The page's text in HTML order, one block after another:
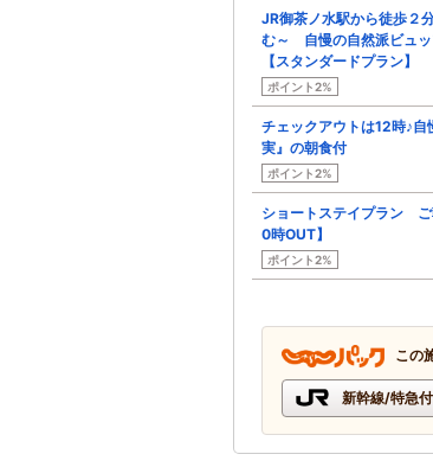
JR御茶ノ水駅から徒歩２
む～ 自慢の自然派ビュッ
【スタンダードプラン】
ポイント2%
チェックアウトは12時♪自
実』の朝食付
ポイント2%
ショートステイプラン
0時OUT】
ポイント2%
この
新幹線/特急